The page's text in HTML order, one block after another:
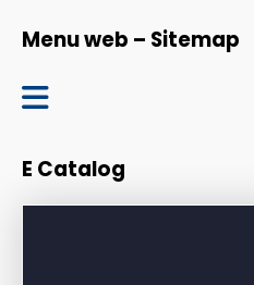
Menu web – Sitemap
Giới thiệu
E Catalog